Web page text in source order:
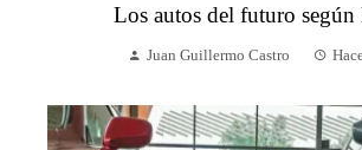
Los autos del futuro
Juan Guillermo Castro